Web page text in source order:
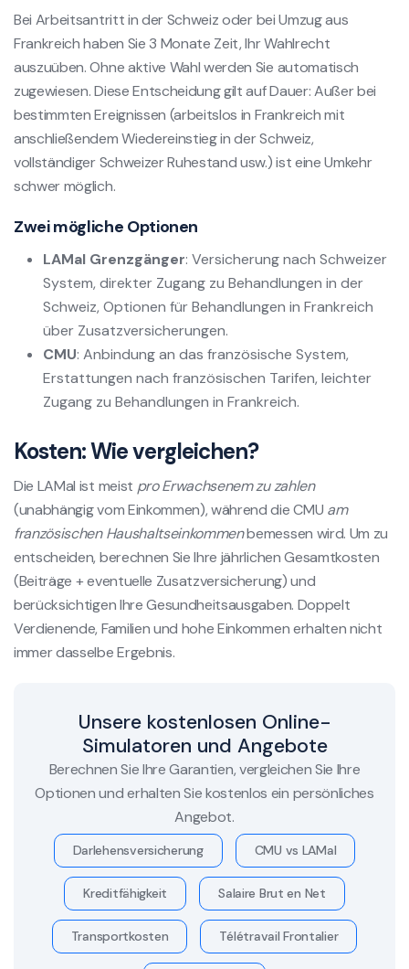
Bei Arbeitsantritt in der Schweiz oder bei Umzug aus
Frankreich haben Sie 3 Monate Zeit, Ihr Wahlrecht
auszuüben. Ohne aktive Wahl werden Sie automatisch
zugewiesen. Diese Entscheidung gilt auf Dauer: Außer bei
bestimmten Ereignissen (arbeitslos in Frankreich mit
anschließendem Wiedereinstieg in der Schweiz,
vollständiger Schweizer Ruhestand usw.) ist eine Umkehr
schwer möglich.
Zwei mögliche Optionen
LAMal Grenzgänger: Versicherung nach Schweizer
System, direkter Zugang zu Behandlungen in der
Schweiz, Optionen für Behandlungen in Frankreich
über Zusatzversicherungen.
CMU: Anbindung an das französische System,
Erstattungen nach französischen Tarifen, leichter
Zugang zu Behandlungen in Frankreich.
Kosten: Wie vergleichen?
Die LAMal ist meist pro Erwachsenem zu zahlen
(unabhängig vom Einkommen), während die CMU am
französischen Haushaltseinkommenbemessen wird. Um zu
entscheiden, berechnen Sie Ihre jährlichen Gesamtkosten
(Beiträge + eventuelle Zusatzversicherung) und
berücksichtigen Ihre Gesundheitsausgaben. Doppelt
Verdienende, Familien und hohe Einkommen erhalten nicht
immer dasselbe Ergebnis.
Unsere kostenlosen Online-
Simulatoren und Angebote
Berechnen Sie Ihre Garantien, vergleichen Sie Ihre
Optionen und erhalten Sie kostenlos ein persönliches
Angebot.
Darlehensversicherung CMU vs LAMal
Kreditfähigkeit Salaire Brut en Net
Transportkosten Télétravail Frontalier